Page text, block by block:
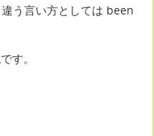
う言い方としては been
す。